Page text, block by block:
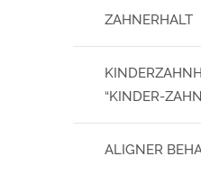
ZAHNERHALT
“KINDER-
ALIGNER